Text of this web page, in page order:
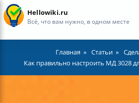
Hellowiki.ru
Всё, что вам нужно, в одном месте
Главная Статьи
Как правильно настроить МД 3028